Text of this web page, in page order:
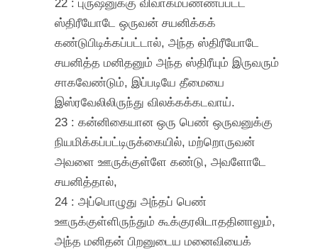
ஸ்திரீயோடே ஒருவன் சயனிக்கக்
கண்டுபிடிக்கப்பட்டால், அந்த ஸ்திரீயோடே
சயனித்த மனிதனும் அந்த ஸ்திரீயும் இருவரும்
சாகவேண்டும், இப்படியே தீமையை
இஸ்ரவேலிலிருந்து விலக்கக்கடவாய்.
23 : கன்னிகையான ஒரு பெண் ஒருவனுக்கு
நியமிக்கப்பட்டிருக்கையில், மற்றொருவன்
அவளை ஊருக்குள்ளே கண்டு, அவளோடே
சயனித்தால்,
24 : அப்பொழுது அந்தப் பெண்
ஊருக்குள்ளிருந்தும் கூக்குரலிடாததினாலும்,
அந்த மனிதன் பிறனுடைய மனைவியைக்